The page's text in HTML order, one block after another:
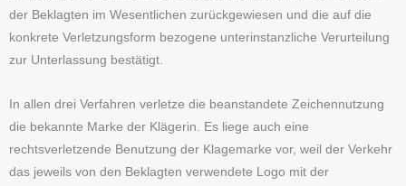
der Beklagten im Wesentlichen zurückgewiesen und die auf die
konkrete Verletzungsform bezogene unterinstanzliche Verurteilung
zur Unterlassung bestätigt.
In allen drei Verfahren verletze die beanstandete Zeichennutzung
die bekannte Marke der Klägerin. Es liege auch eine
rechtsverletzende Benutzung der Klagemarke vor, weil der Verkehr
das jeweils von den Beklagten verwendete Logo mit der